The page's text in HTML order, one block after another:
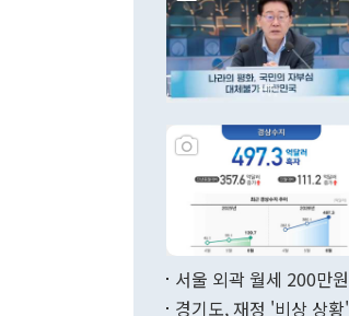
서울 외곽 월세 200만원
경기도, 재정 '비상 상황'